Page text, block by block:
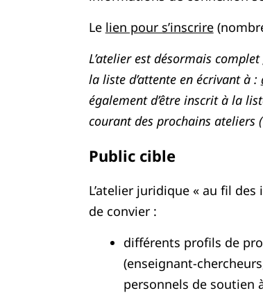
Le lien pour s’inscrire
L’atelier est désormais
la liste d’attente en écrivant à :
également d’être inscrit à la
courant des prochains ateliers
Public cible
L’atelier juridique « au fil
de convier :
différents profils de
(enseignant-
personnels de soutien